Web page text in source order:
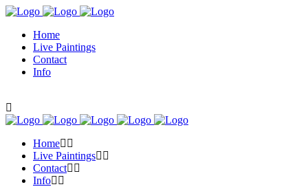
Home
Live Paintings
Contact
Info
Home
Live Paintings
Contact
Info